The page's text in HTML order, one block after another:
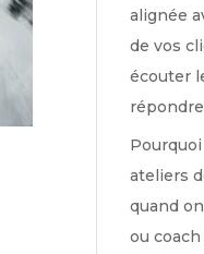
alignée
de vos
écouter
ateliers
quand
ou